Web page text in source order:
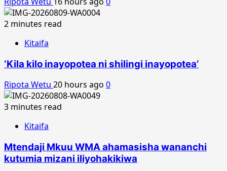
2 minutes read
Kitaifa
‘Kila kilo inayopotea ni shilingi inayopotea’
Ripota Wetu 20 hours ago 0
3 minutes read
Kitaifa
Mtendaji Mkuu WMA ahamasisha wananchi
kutumia mizani iliyohakikiwa